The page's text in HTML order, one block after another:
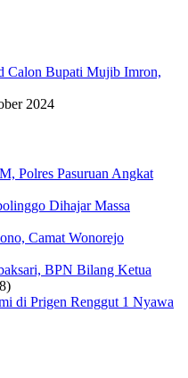
Calon Bupati Mujib Imron,
2024
Polres Pasuruan Angkat
Dihajar Massa
Camat Wonorejo
BPN Bilang Ketua
di Prigen Renggut 1 Nyawa